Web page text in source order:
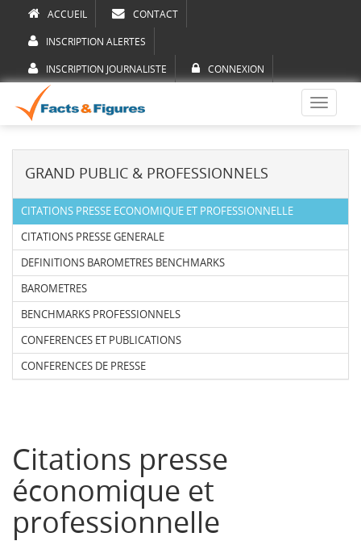
ACCUEIL CONTACT
INSCRIPTION ALERTES
INSCRIPTION JOURNALISTE CONNEXION
Toggle
GRAND PUBLIC & PROFESSIONNELS
CITATIONS PRESSE ECONOMIQUE ET PROFESSIONNELLE
CITATIONS PRESSE GENERALE
DEFINITIONS BAROMETRES BENCHMARKS
BAROMETRES
BENCHMARKS PROFESSIONNELS
CONFERENCES ET PUBLICATIONS
CONFERENCES DE PRESSE
Citations presse
économique et
professionnelle